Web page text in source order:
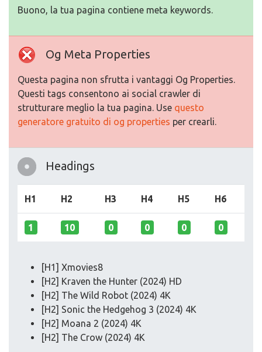
Buono, la tua pagina contiene meta keywords.
Og Meta Properties
Questa pagina non sfrutta i vantaggi Og Properties.
Questi tags consentono ai social crawler di
strutturare meglio la tua pagina. Use questo
generatore gratuito di og properties per crearli.
Headings
H1 H2 H3 H4 H5 H6
1 10 0 0 0 0
[H1] Xmovies8
[H2] Kraven the Hunter (2024) HD
[H2] The Wild Robot (2024) 4K
[H2] Sonic the Hedgehog 3 (2024) 4K
[H2] Moana 2 (2024) 4K
[H2] The Crow (2024) 4K